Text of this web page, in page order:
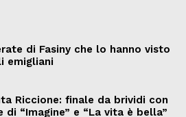
di Fasiny che lo hanno visto
emigliani
Riccione: finale da brividi con
“Imagine” e “La vita è bella”